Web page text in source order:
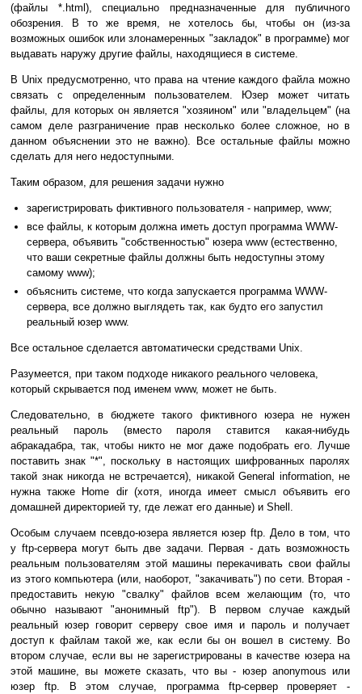
(файлы *.html), специально предназначенные для публичного
обозрения. В то же время, не хотелось бы, чтобы он (из-за
возможных ошибок или злонамеренных "закладок" в программе) мог
выдавать наружу другие файлы, находящиеся в системе.
В Unix предусмотренно, что права на чтение каждого файла можно
связать с определенным пользователем. Юзер может читать
файлы, для которых он является "хозяином" или "владельцем" (на
самом деле разграничение прав несколько более сложное, но в
данном объяснении это не важно). Все остальные файлы можно
сделать для него недоступными.
Таким образом, для решения задачи нужно
зарегистрировать фиктивного пользователя - например, www;
все файлы, к которым должна иметь доступ программа WWW-
сервера, объявить "собственностью" юзера www (естественно,
что ваши секретные файлы должны быть недоступны этому
самому www);
объяснить системе, что когда запускается программа WWW-
сервера, все должно выглядеть так, как будто его запустил
реальный юзер www.
Все остальное сделается автоматически средствами Unix.
Разумеется, при таком подходе никакого реального человека,
который скрывается под именем www, может не быть.
Следовательно, в бюджете такого фиктивного юзера не нужен
реальный пароль (вместо пароля ставится какая-нибудь
абракадабра, так, чтобы никто не мог даже подобрать его. Лучше
поставить знак "*", поскольку в настоящих шифрованных паролях
такой знак никогда не встречается), никакой General information, не
нужна также Home dir (хотя, иногда имеет смысл объявить его
домашней директорией ту, где лежат его данные) и Shell.
Особым случаем псевдо-юзера является юзер ftp. Дело в том, что
у ftp-сервера могут быть две задачи. Первая - дать возможность
реальным пользователям этой машины перекачивать свои файлы
из этого компьютера (или, наоборот, "закачивать") по сети. Вторая -
предоставить некую "свалку" файлов всем желающим (то, что
обычно называют "анонимный ftp"). В первом случае каждый
реальный юзер говорит серверу свое имя и пароль и получает
доступ к файлам такой же, как если бы он вошел в систему. Во
втором случае, если вы не зарегистрированы в качестве юзера на
этой машине, вы можете сказать, что вы - юзер anonymous или
юзер ftp. В этом случае, программа ftp-сервер проверяет -